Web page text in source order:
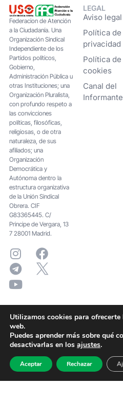
Federacion de Atención
a la Ciudadanía. Una
Organización Sindical
Independiente de los
Partidos políticos,
Gobierno,
Administración Pública u
otras Instituciones; una
Organización Pluralista,
con profundo respeto a
las convicciones
políticas, filosóficas,
religiosas, o de otra
naturaleza, de sus
afiliados; una
Organización
Democrática y
Autónoma dentro la
estructura organizativa
de la Unión Sindical
Obrera. CIF
G83365445. C/
Principe de Vergara, 13
7 28001 Madrid.
LEGAL
Aviso legal
Política de
privacidad
Política de
cookies
Canal del
Informante
Utilizamos cookies para
web.
Puedes aprender más sobre qué
desactivarlas en los ajustes.
Aceptar Rechazar